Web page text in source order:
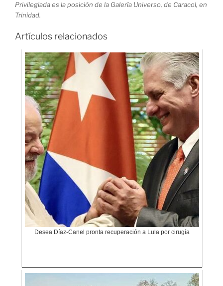
Privilegiada es la posición de la Galería Universo, de Caracol, en
Trinidad.
Artículos relacionados
Desea Díaz-Canel pronta recuperación a Lula por cirugía